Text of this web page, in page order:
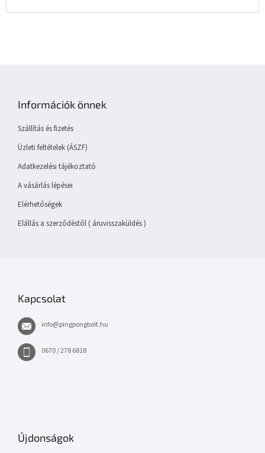
Információk önnek
Szállítás és fizetés
Üzleti feltételek (ÁSZF)
Adatkezelési tájékoztató
A vásárlás lépései
Elérhetőségek
Elállás a szerződéstől ( áruvisszaküldés )
Kapcsolat
info@pingpongbolt.hu
0670 / 278 6818
Újdonságok